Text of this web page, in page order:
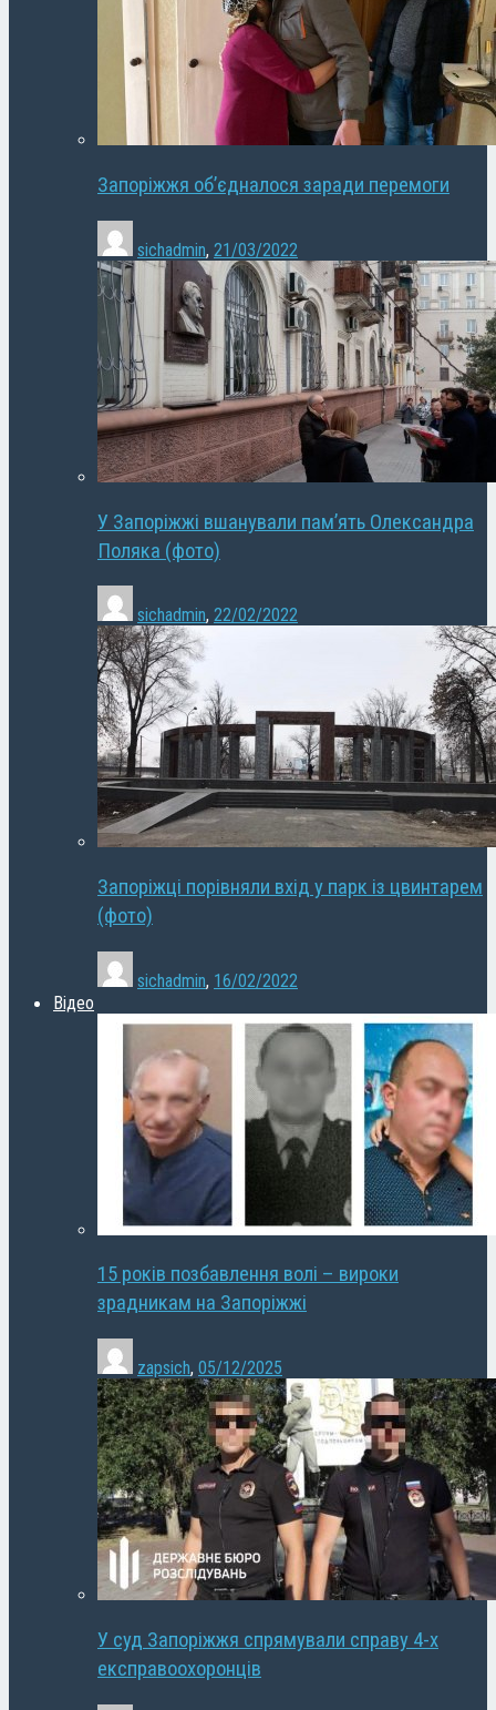
Запоріжжя об’єдналося заради перемоги
sichadmin, 21/03/2022
У Запоріжжі вшанували пам’ять Олександра
Поляка (фото)
sichadmin, 22/02/2022
Запоріжці порівняли вхід у парк із цвинтарем
(фото)
sichadmin, 16/02/2022
Відео
15 років позбавлення волі – вироки
зрадникам на Запоріжжі
zapsich, 05/12/2025
У суд Запоріжжя спрямували справу 4-х
експравоохоронців